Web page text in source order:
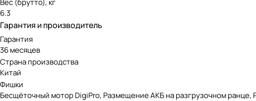
Вес (брутто), кг
6.3
Гарантия и производитель
Гарантия
36 месяцев
Страна производства
Китай
Фишки
Бесщёточный мотор DigiPro, Размещение АКБ на разгрузочном